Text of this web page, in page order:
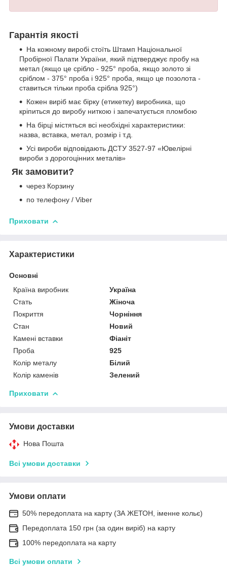
Гарантія якості
На кожному виробі стоїть Штамп Національної
Пробірної Палати України, який підтверджує пробу на
метал (якщо це срібло - 925° проба, якщо золото зі
сріблом - 375° проба і 925° проба, якщо це позолота -
ставиться тільки проба срібла 925°)
Кожен виріб має бірку (етикетку) виробника, що
кріпиться до виробу ниткою і запечатується пломбою
На бірці містяться всі необхідні характеристики:
назва, вставка, метал, розмір і т.д.
Усі вироби відповідають ДСТУ 3527-97 «Ювелірні
вироби з дорогоцінних металів»
Як замовити?
через Корзину
по телефону / Viber
Приховати
Характеристики
Основні
Країна виробник
Україна
Стать
Жіноча
Покриття
Чорніння
Стан
Новий
Камені вставки
Фіаніт
Проба
925
Колір металу
Білий
Колір каменів
Зелений
Приховати
Умови доставки
Нова Пошта
Всі умови доставки
Умови оплати
50% передоплата на карту (ЗА ЖЕТОН, іменне кольє)
Передоплата 150 грн (за один виріб) на карту
100% передоплата на карту
Всі умови оплати